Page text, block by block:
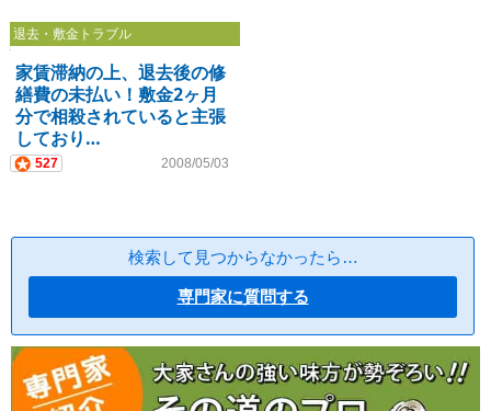
退去・敷金トラブル
家賃滞納の上、退去後の修
繕費の未払い！敷金2ヶ月
分で相殺されていると主張
しており…
527 2008/05/03
検索して見つからなかったら…
専門家に質問する